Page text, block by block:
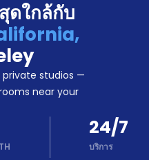
ดใกล้กับ
studios —
near your
24/7
บริการ